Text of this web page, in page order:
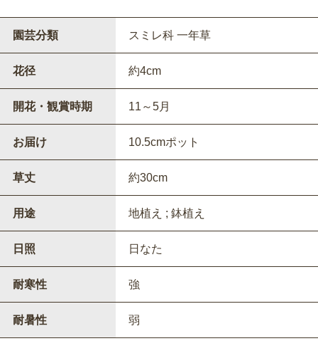
園芸分類 スミレ科 一年草
花径 約4cm
開花・観賞時期 11～5月
お届け 10.5cmポット
草丈 約30cm
用途 地植え ; 鉢植え
日照 日なた
耐寒性 強
耐暑性 弱